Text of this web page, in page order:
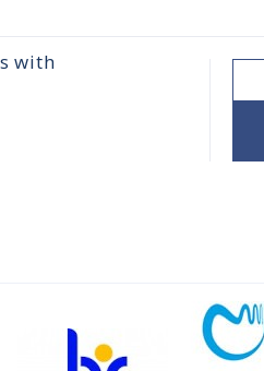
with